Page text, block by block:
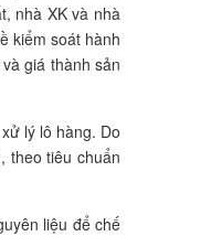
nhà XK và nhà
kiểm soát hành
giá thành sản
lý lô hàng. Do
theo tiêu chuẩn
liệu để chế